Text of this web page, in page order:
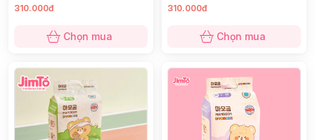
310.000đ
Chọn mua
310.000đ
Chọn mua